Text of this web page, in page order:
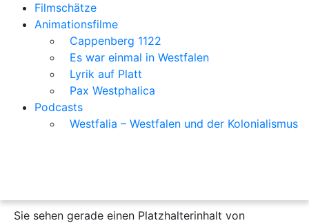
Filmschätze
Animationsfilme
Cappenberg 1122
Es war einmal in Westfalen
Lyrik auf Platt
Pax Westphalica
Podcasts
Westfalia – Westfalen und der Kolonialismus
Sie sehen gerade einen Platzhalterinhalt von